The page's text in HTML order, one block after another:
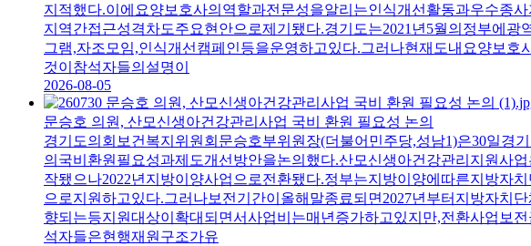
지적했다.이에요양보호사의역할과전문성을알리는인식개선활동과우수종
지역간접근성격차도주요현안으로제기됐다.경기도는2021년5월의정부에
그램,자조모임,인식개선캠페인등을운영하고있다.그러나현재도내요양보
것이참석자들의설명이
2026-08-05
문승호 의원, 산모신생아건강관리사업 국비 환원 필요성 논의
경기도의회보건복지위원회문승호부위원장(더불어민주당,성남1)은30일
의국비환원필요성과제도개선방안을논의했다.산모신생아건강관리지원사
작됐으나2022년지방이양사업으로전환됐다.정부는지방이양에따른지방자
으로지원하고있다.그러나보전기간이올해말종료되면2027년부터지방자치
향되는등지원대상이확대되면서사업비는매년증가하고있지만,전환사업보
석자들은현행재원구조가유